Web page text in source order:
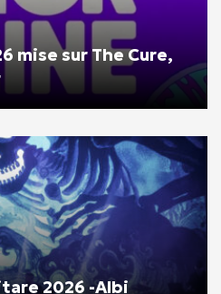
mise sur The Cure,
2026 -Albi